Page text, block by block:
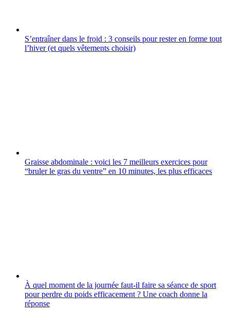
S’entraîner dans le froid : 3 conseils pour rester en forme tout
l’hiver (et quels vêtements choisir)
Graisse abdominale : voici les 7 meilleurs exercices pour
“bruler le gras du ventre” en 10 minutes, les plus efficaces
À quel moment de la journée faut-il faire sa séance de sport
pour perdre du poids efficacement ? Une coach donne la
réponse